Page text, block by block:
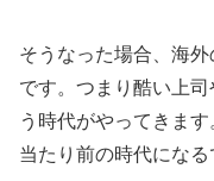
そうなった場合、海
です。つまり酷い上
う時代がやってきま
当たり前の時代になる